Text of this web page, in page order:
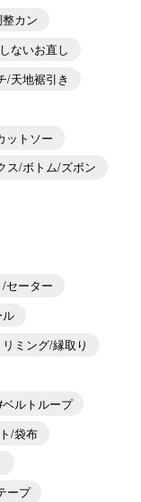
カン
ないお直し
/天地裾引き
ットソー
ス/ボトム/ズボン
セーター
ル
ミング/縁取り
ベルトループ
/袋布
ープ